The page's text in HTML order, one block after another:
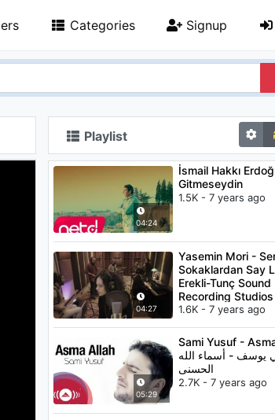
Categories Signup
Playlist
04:24
İsmail Hakkı
Gitmeseydin
1.5K - 7 years ago
04:27
Yasemin Mori -
Sokaklardan Say
Erekli-Tunç Sound
Recording Studios
1.6K - 7 years ago
05:29
Sami Yusuf -
يوسف - أسماء الله
الحسنى
2.7K - 7 years ago